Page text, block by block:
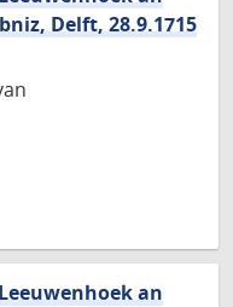
Delft, 28.9.1715
an